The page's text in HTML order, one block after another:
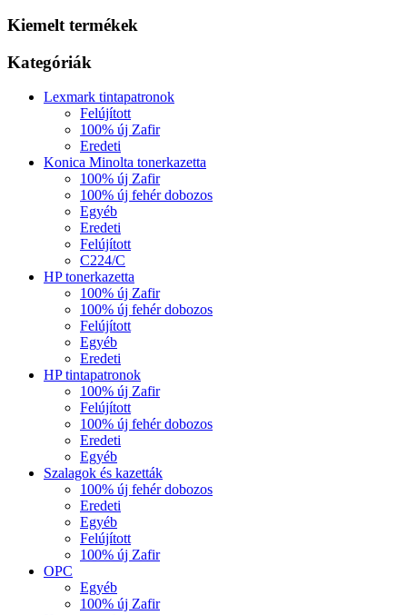
Kiemelt termékek
Kategóriák
Lexmark tintapatronok
Felújított
100% új Zafir
Eredeti
Konica Minolta tonerkazetta
100% új Zafir
100% új fehér dobozos
Egyéb
Eredeti
Felújított
C224/C
HP tonerkazetta
100% új Zafir
100% új fehér dobozos
Felújított
Egyéb
Eredeti
HP tintapatronok
100% új Zafir
Felújított
100% új fehér dobozos
Eredeti
Egyéb
Szalagok és kazetták
100% új fehér dobozos
Eredeti
Egyéb
Felújított
100% új Zafir
OPC
Egyéb
100% új Zafir